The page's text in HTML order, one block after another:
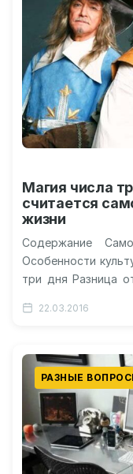
Магия числа
считается
жизни
Содержание
Особенности
три дня Разница
22.03.2016
РАЗНЫЕ